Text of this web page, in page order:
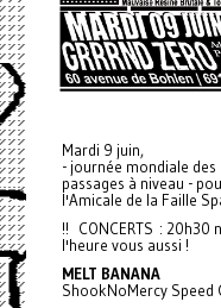
Mardi 9 juin,
- journée mondiale
passages à niveau -
l'Amicale de la Faille
!! CONCERTS : 20h30
l'heure vous aussi !
MELT BANANA
ShookNoMercy Speed